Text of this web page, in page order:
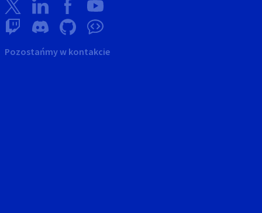
Pozostańmy w kontakcie